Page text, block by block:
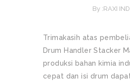
By :RAXI
Trimakasih atas
Drum Handler Stacker
produksi bahan kimia
cepat dan isi drum